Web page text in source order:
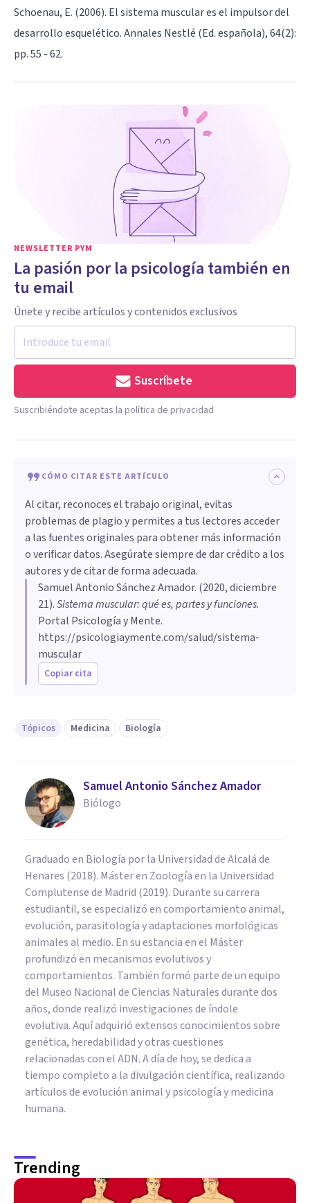
Schoenau, E. (2006). El sistema muscular es el impulsor del
desarrollo esquelético. Annales Nestlé (Ed. española), 64(2):
pp. 55 - 62.
NEWSLETTER PYM
La pasión por la psicología también en
tu email
Únete y recibe artículos y contenidos exclusivos
Suscríbete
Suscribiéndote aceptas la política de privacidad
CÓMO CITAR ESTE ARTÍCULO
Al citar, reconoces el trabajo original, evitas
problemas de plagio y permites a tus lectores acceder
a las fuentes originales para obtener más información
o verificar datos. Asegúrate siempre de dar crédito a los
autores y de citar de forma adecuada.
Samuel Antonio Sánchez Amador. (2020, diciembre
21).Sistema muscular: qué es, partes y funciones.
Portal Psicología y Mente.
https://psicologiaymente.com/salud/sistema-
muscular
Copiar cita
Tópicos Medicina Biología
Samuel Antonio Sánchez Amador
Biólogo
Graduado en Biología por la Universidad de Alcalá de
Henares (2018). Máster en Zoología en la Universidad
Complutense de Madrid (2019). Durante su carrera
estudiantil, se especializó en comportamiento animal,
evolución, parasitología y adaptaciones morfológicas
animales al medio. En su estancia en el Máster
profundizó en mecanismos evolutivos y
comportamientos. También formó parte de un equipo
del Museo Nacional de Ciencias Naturales durante dos
años, donde realizó investigaciones de índole
evolutiva. Aquí adquirió extensos conocimientos sobre
genética, heredabilidad y otras cuestiones
relacionadas con el ADN. A día de hoy, se dedica a
tiempo completo a la divulgación científica, realizando
artículos de evolución animal y psicología y medicina
humana.
Trending